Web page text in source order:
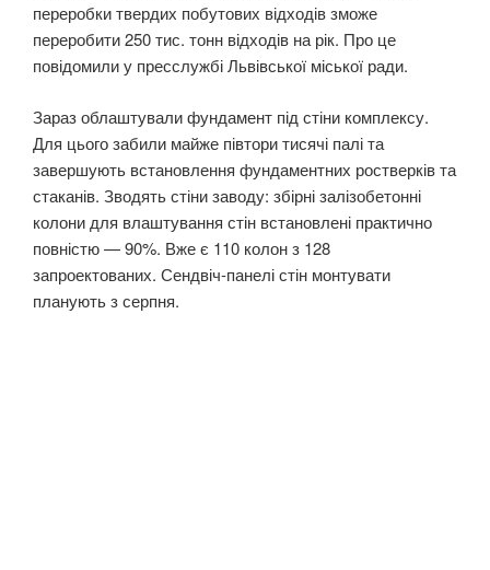
переробки твердих побутових відходів зможе
переробити 250 тис. тонн відходів на рік. Про це
повідомили у пресслужбі Львівської міської ради.
Зараз облаштували фундамент під стіни комплексу.
Для цього забили майже півтори тисячі палі та
завершують встановлення фундаментних ростверків та
стаканів. Зводять стіни заводу: збірні залізобетонні
колони для влаштування стін встановлені практично
повністю — 90%. Вже є 110 колон з 128
запроектованих. Сендвіч-панелі стін монтувати
планують з серпня.